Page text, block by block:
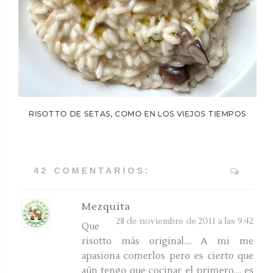
RISOTTO DE SETAS, COMO EN LOS VIEJOS TIEMPOS
42 COMENTARIOS:
Mezquita
28 de noviembre de 2011 a las 9:42
Que
risotto más original.... A mi me
apasiona comerlos pero es cierto que